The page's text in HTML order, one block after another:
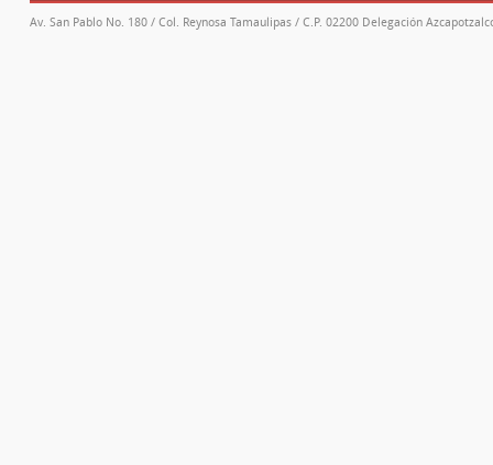
Av. San Pablo No. 180 / Col. Reynosa Tamaulipas / C.P. 02200 Delegación